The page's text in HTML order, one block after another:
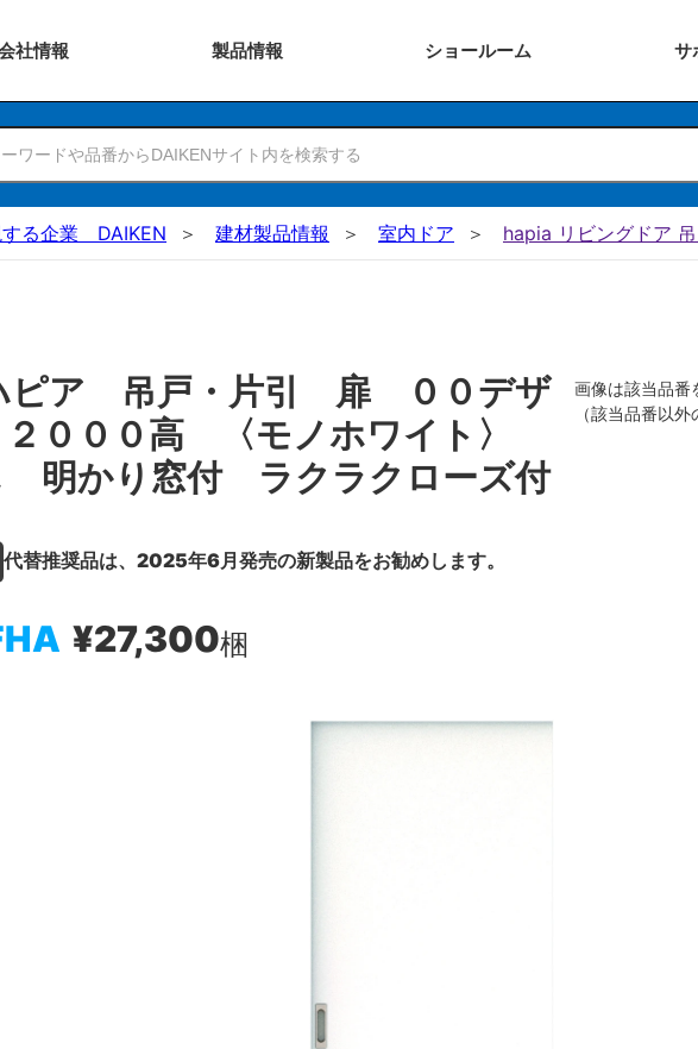
社情報 製品情報 ショールーム サ
する企業 DAIKEN 建材製品情報 室内ドア hapia リビングドア
ピア 吊戸・片引 扉 ００デザ
０００高 〈モノホワイト〉
明かり窓付 ラクラクローズ付
代替推奨品は、2025年6月発売の新製品をお勧めします。
¥27,300梱
画像は該当品番
（該当品番以